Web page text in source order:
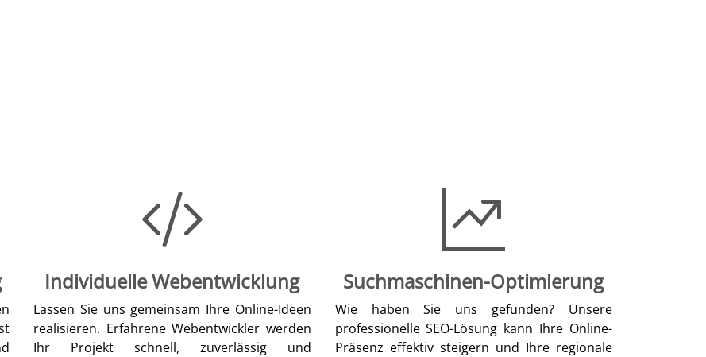
Individuelle Webentwicklung
Lassen Sie uns gemeinsam Ihre Online-Ideen
realisieren. Erfahrene Webentwickler werden
Ihr Projekt schnell, zuverlässig und
Suchmaschinen-Optimierung
Wie haben Sie uns gefunden? Unsere
professionelle SEO-Lösung kann Ihre Online-
Präsenz effektiv steigern und Ihre regionale